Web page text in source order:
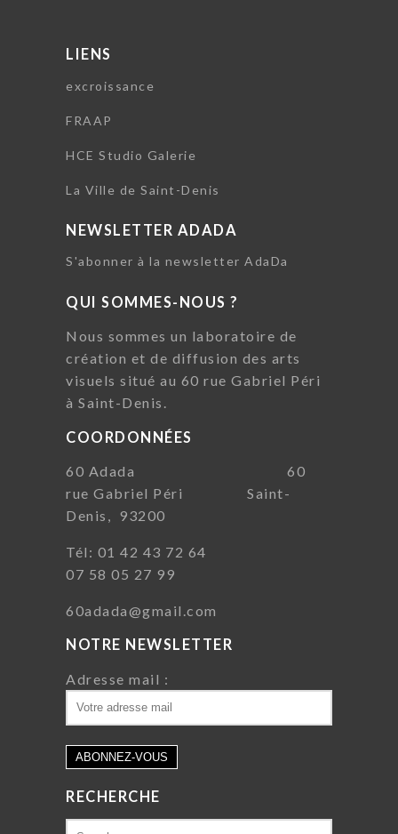
LIENS
excroissance
FRAAP
HCE Studio Galerie
La Ville de Saint-Denis
NEWSLETTER ADADA
S'abonner à la newsletter AdaDa
QUI SOMMES-NOUS ?
Nous sommes un laboratoire de
création et de diffusion des arts
visuels situé au 60 rue Gabriel Péri
à Saint-Denis.
COORDONNÉES
60 Adada 60
rue Gabriel Péri Saint-
Denis, 93200
Tél: 01 42 43 72 64
07 58 05 27 99
60adada@gmail.com
NOTRE NEWSLETTER
Adresse mail :
RECHERCHE